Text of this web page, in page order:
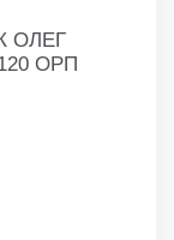
ОЛЕГ
ОРП